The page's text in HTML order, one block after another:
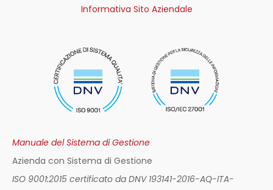
Informativa Sito Aziendale
Manuale del Sistema di Gestione
Azienda con Sistema di Gestione
ISO 9001:2015 certificato da DNV 193141-2016-AQ-ITA-